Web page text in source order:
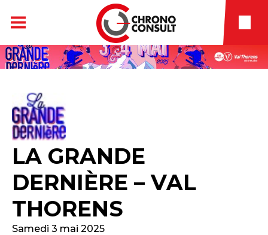
LA GRANDE
DERNIÈRE – VAL
THORENS
Samedi 3 mai 2025